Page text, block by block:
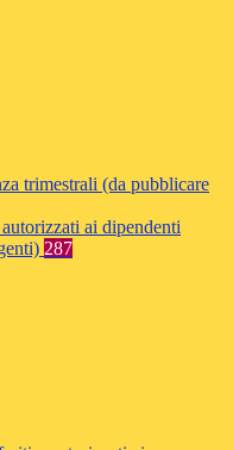
trimestrali (da pubblicare
ai dipendenti
287